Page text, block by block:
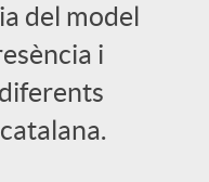
del model
i